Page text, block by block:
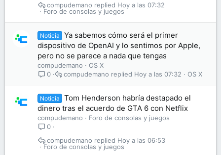
Foro de consolas y juegos
Hoy a las 07:32
compudemano
Noticia
Ya sabemos cómo será el primer
dispositivo de OpenAI y lo sentimos por Apple,
pero no se parece a nada que tengas
compudemano
OS X
0
OS X
Hoy a las 07:32
compudemano
Noticia
Tom Henderson habría destapado el
dinero tras el acuerdo de GTA 6 con Netflix
compudemano
Foro de consolas y juegos
0
Foro de consolas y juegos
Hoy a las 06:53
compudemano